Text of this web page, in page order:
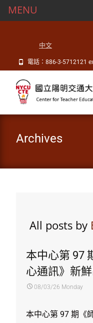
中文
電話：886-3-5712121
Archives
All posts by
本中心第 97
心通訊》新鮮
08/03/26 Monday
本中心第 97 期《
MENU